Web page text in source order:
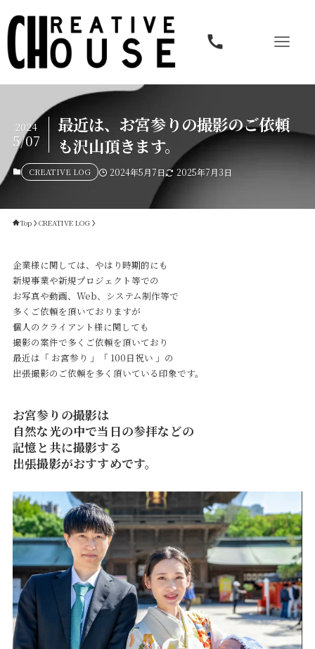
最近は、お宮参りの撮影のご依頼
も沢山頂きます。
2024
5/07
CREATIVE LOG 2024年5月7日 2025年7月3日
Top CREATIVE LOG
企業様に関しては、やはり時期的にも
新規事業や新規プロジェクト等での
お写真や動画、Web、システム制作等で
多くご依頼を頂いておりますが
個人のクライアント様に関しても
撮影の案件で多くご依頼を頂いており
最近は「 お宮参り 」「 100日祝い 」の
出張撮影のご依頼を多く頂いている印象です。
お宮参りの撮影は
自然な光の中で当日の参拝などの
記憶と共に撮影する
出張撮影がおすすめです。